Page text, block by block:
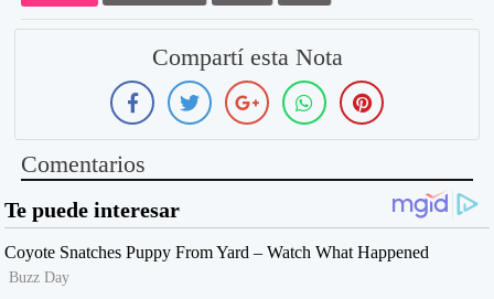
Compartí esta Nota
Comentarios